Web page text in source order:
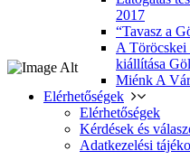
2017
“Tavasz a
A Töröcskei
kiállítása
Miénk A
Elérhetőségek
Elérhetőségek
Kérdések és
Adatkezelési